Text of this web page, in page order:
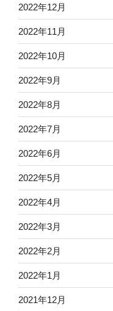
2022年12月
2022年11月
2022年10月
2022年9月
2022年8月
2022年7月
2022年6月
2022年5月
2022年4月
2022年3月
2022年2月
2022年1月
2021年12月